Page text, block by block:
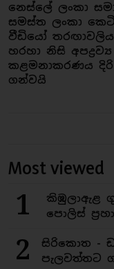
නෙස්ලේ ලංකා
සමස්ත ලංකා කෙටි
වීඩියෝ තරඟාවලිය
හරහා නිසි අපද්‍රව්‍ය
කළමනාකරණය දිරි
ගන්වයි
Most viewed
1
කිඹුලාඇළ
පොලිස්
2
සිරිකොත -
පැලවත්තට